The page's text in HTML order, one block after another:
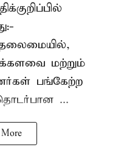
மற்றும்
பங்கேற்ற
...